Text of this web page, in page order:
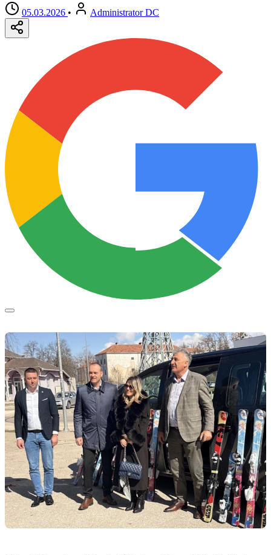
05.03.2026 • Administrator DC